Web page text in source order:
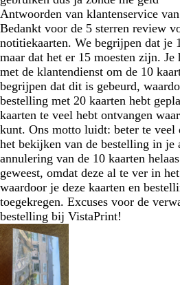
Antwoorden van klantenservice
Bedankt voor de 5 sterren review
notitiekaarten. We begrijpen dat je
maar dat het er 15 moesten zijn. Je
met de klantendienst om de 10
begrijpen dat dit is gebeurd,
bestelling met 20 kaarten hebt
kaarten te veel hebt ontvangen
kunt. Ons motto luidt: beter te
het bekijken van de bestelling in je
annulering van de 10 kaarten
geweest, omdat deze al te ver in
waardoor je deze kaarten en
toegekregen. Excuses voor de
bestelling bij VistaPrint!